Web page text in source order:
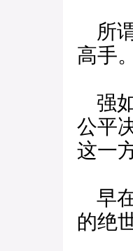
所
高手。
强
公平
这一
早
的绝